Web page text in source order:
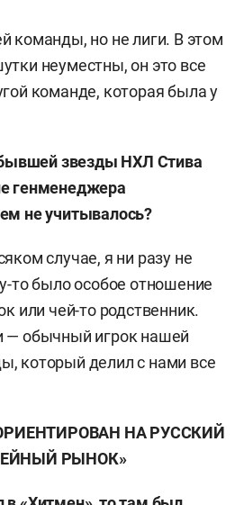
команды, но не лиги. В этом
неуместны, он это все
команде, которая была у
звезды НХЛ Стива
генменеджера
не учитывалось?
случае, я ни разу не
то было особое отношение
или чей-то родственник.
— обычный игрок нашей
который делил с нами все
НА РУССКИЙ
РЫНОК»